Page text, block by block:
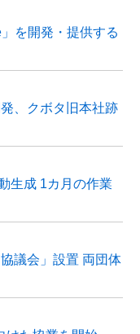
を開発・提供する
、クボタ旧本社跡
生成 1カ月の作業
議会」設置 両団体